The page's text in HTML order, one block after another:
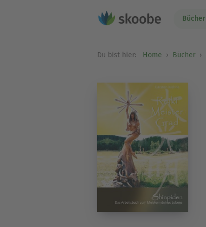
Bücher
Du bist hier: Home Bücher